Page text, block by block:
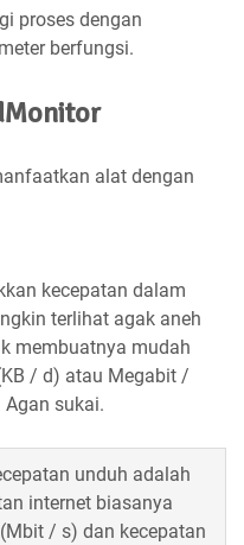
proses dengan
berfungsi.
alat dengan
kecepatan dalam
terlihat agak aneh
membuatnya mudah
/ d) atau Megabit /
sukai.
unduh adalah
internet biasanya
/ s) dan kecepatan